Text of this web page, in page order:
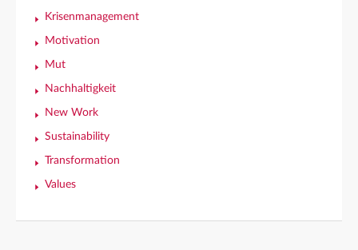
Krisenmanagement
Motivation
Mut
Nachhaltigkeit
New Work
Sustainability
Transformation
Values